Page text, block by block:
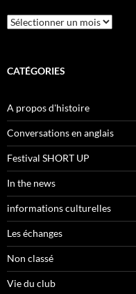
Archives
CATÉGORIES
A propos d'histoire
Conversations en anglais
Festival SHORT UP
In the news
informations culturelles
Les échanges
Non classé
Vie du club